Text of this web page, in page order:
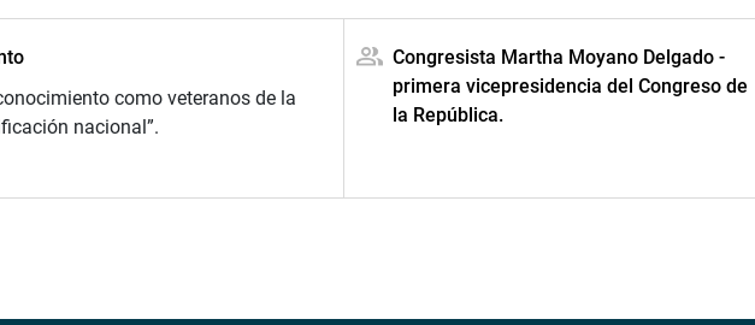
como veteranos de la
nacional”.
Congresista Martha Moyano Delgado -
primera vicepresidencia del Congreso de
la República.